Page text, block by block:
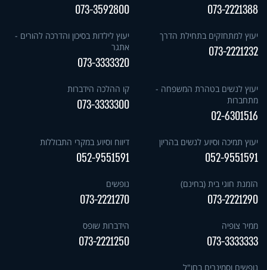
073-2221388
073-3592800
יעוץ למתחזקים בתחילת הדרך
073-2221232
יעוץ לילדות בסיכון והדרכה להורים -
אתגר
073-3333320
יעוץ לנשים בטהרת המשפחה -
מתחברות
02-6301516
קו ההלכה הידברות
073-3333300
יעוץ תמיכה וסיוע לנשים בהריון
052-9551591
דיווח וסיוע במקרי התבוללות
052-9551591
הזמנת חוגי בית (בחינם)
073-2221290
נופשים
073-2221270
ממיר צופיה
073-3333333
הידברות שופס
073-2221250
נופשים וסמינרים בחו"ל